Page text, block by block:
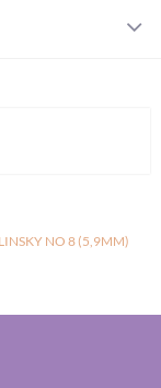
NO 8 (5,9MM)